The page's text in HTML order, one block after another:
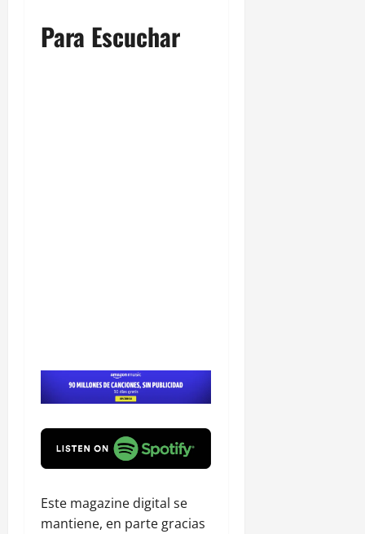
Para Escuchar
Este magazine digital se
mantiene, en parte gracias